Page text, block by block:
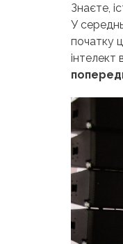
Знаєте,
У
початку